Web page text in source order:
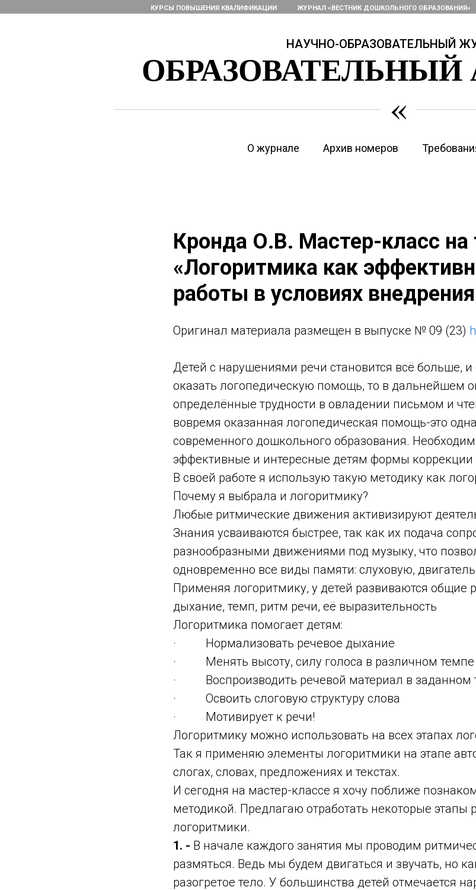
КУРСЫ ПОВЫШЕНИЯ КВАЛИФИКАЦИИ ЖУРНАЛ «ВЕСТНИК ДОШКОЛЬНОГО ОБРАЗОВАНИЯ»
НАУЧНО-ОБРАЗОВАТЕЛЬНЫЙ
«
О журнале Архив номеров
Кронда О.В. Мастер-класс на
«Логоритмика как
работы в условиях
Оригинал материала размещен в выпуске № 09 (23)
Детей с нарушениями речи становится всё больше,
оказать логопедическую помощь, то в дальнейшем
определённые трудности в овладении письмом и
вовремя оказанная логопедическая помощь-это
современного дошкольного образования.
эффективные и интересные детям формы коррекции
В своей работе я использую такую методику как
Почему я выбрала и логоритмику?
Любые ритмические движения активизируют
Знания усваиваются быстрее, так как их подача
разнообразными движениями под музыку, что
одновременно все виды памяти: слуховую,
Применяя логоритмику, у детей развиваются общие
дыхание, темп, ритм речи, её выразительность
Логоритмика помогает детям:
· Нормализовать речевое дыхание
· Менять высоту, силу голоса в различном темпе
· Воспроизводить речевой материал в заданном
· Освоить слоговую структуру слова
· Мотивирует к речи!
Логоритмику можно использовать на всех этапах
Так я применяю элементы логоритмики на этапе
слогах, словах, предложениях и текстах.
И сегодня на мастер-классе я хочу поближе
методикой. Предлагаю отработать некоторые
логоритмики.
1. - В начале каждого занятия мы проводим
размяться. Ведь мы будем двигаться и звучать, но
разогретое тело. У большинства детей отмечается